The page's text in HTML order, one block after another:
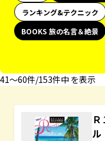
ランキング&テクニック
BOOKS 旅の名言＆絶景
41〜60件/153件中 を表示
ル